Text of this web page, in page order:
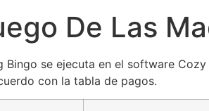
De Las
Bingo se ejecuta en el software
con la tabla de pagos.